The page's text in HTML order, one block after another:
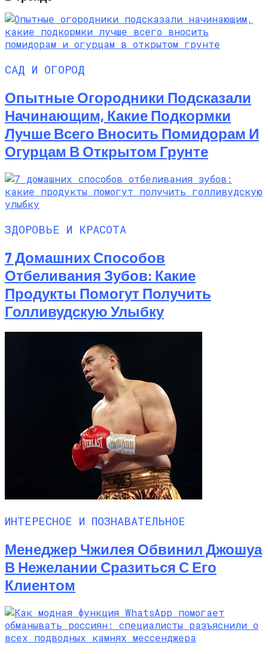
САД И ОГОРОД
Опытные Огородники Подсказали
Начинающим, Какие Подкормки
Лучше Всего Вносить Помидорам И
Огурцам В Открытом Грунте
ЗДОРОВЬЕ И КРАСОТА
7 Домашних Способов
Отбеливания Зубов: Какие
Продукты Помогут Получить
Голливудскую Улыбку
ИНТЕРЕСНОЕ И ПОЗНАВАТЕЛЬНОЕ
Менеджер Чжилея Обвинил Джошуа
В Нежелании Сразиться С Его
Клиентом